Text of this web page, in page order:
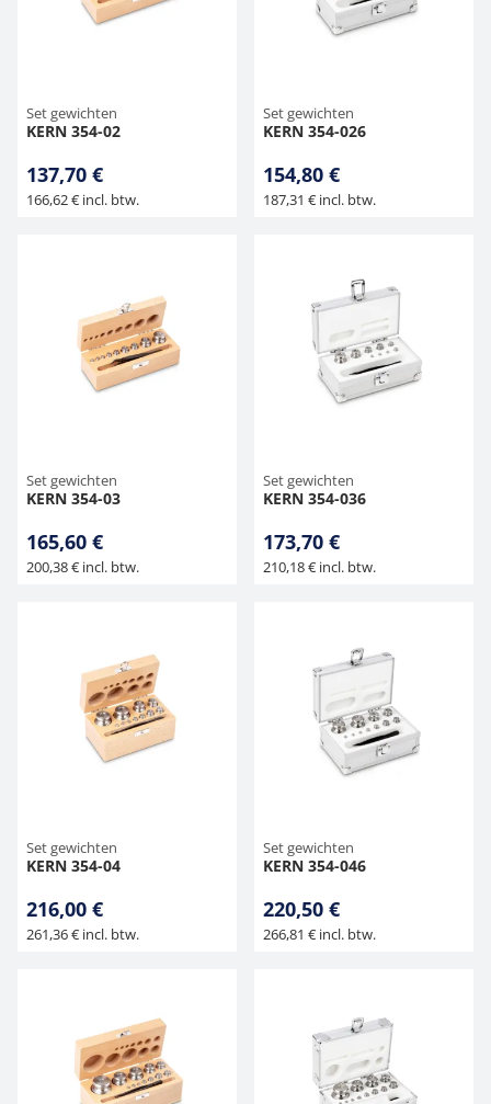
Set gewichten
KERN 354-02
137,70 €
166,62 € incl. btw.
Set gewichten
KERN 354-026
154,80 €
187,31 € incl. btw.
Set gewichten
KERN 354-03
165,60 €
200,38 € incl. btw.
Set gewichten
KERN 354-036
173,70 €
210,18 € incl. btw.
Set gewichten
KERN 354-04
216,00 €
261,36 € incl. btw.
Set gewichten
KERN 354-046
220,50 €
266,81 € incl. btw.
Accessoires